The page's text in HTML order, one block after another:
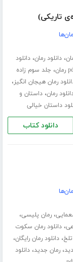
تاریکی)
،دانلود رمان،دانلود
، جلد سوم زاده
رمان هیجان انگیز،
رمان،داستان و
داستان خیالی
دانلود کتاب
،رمان پلیسی،
،دانلود رمان سکوت
،دانلود رمان رایگان،
،رمان جدید،دانلود